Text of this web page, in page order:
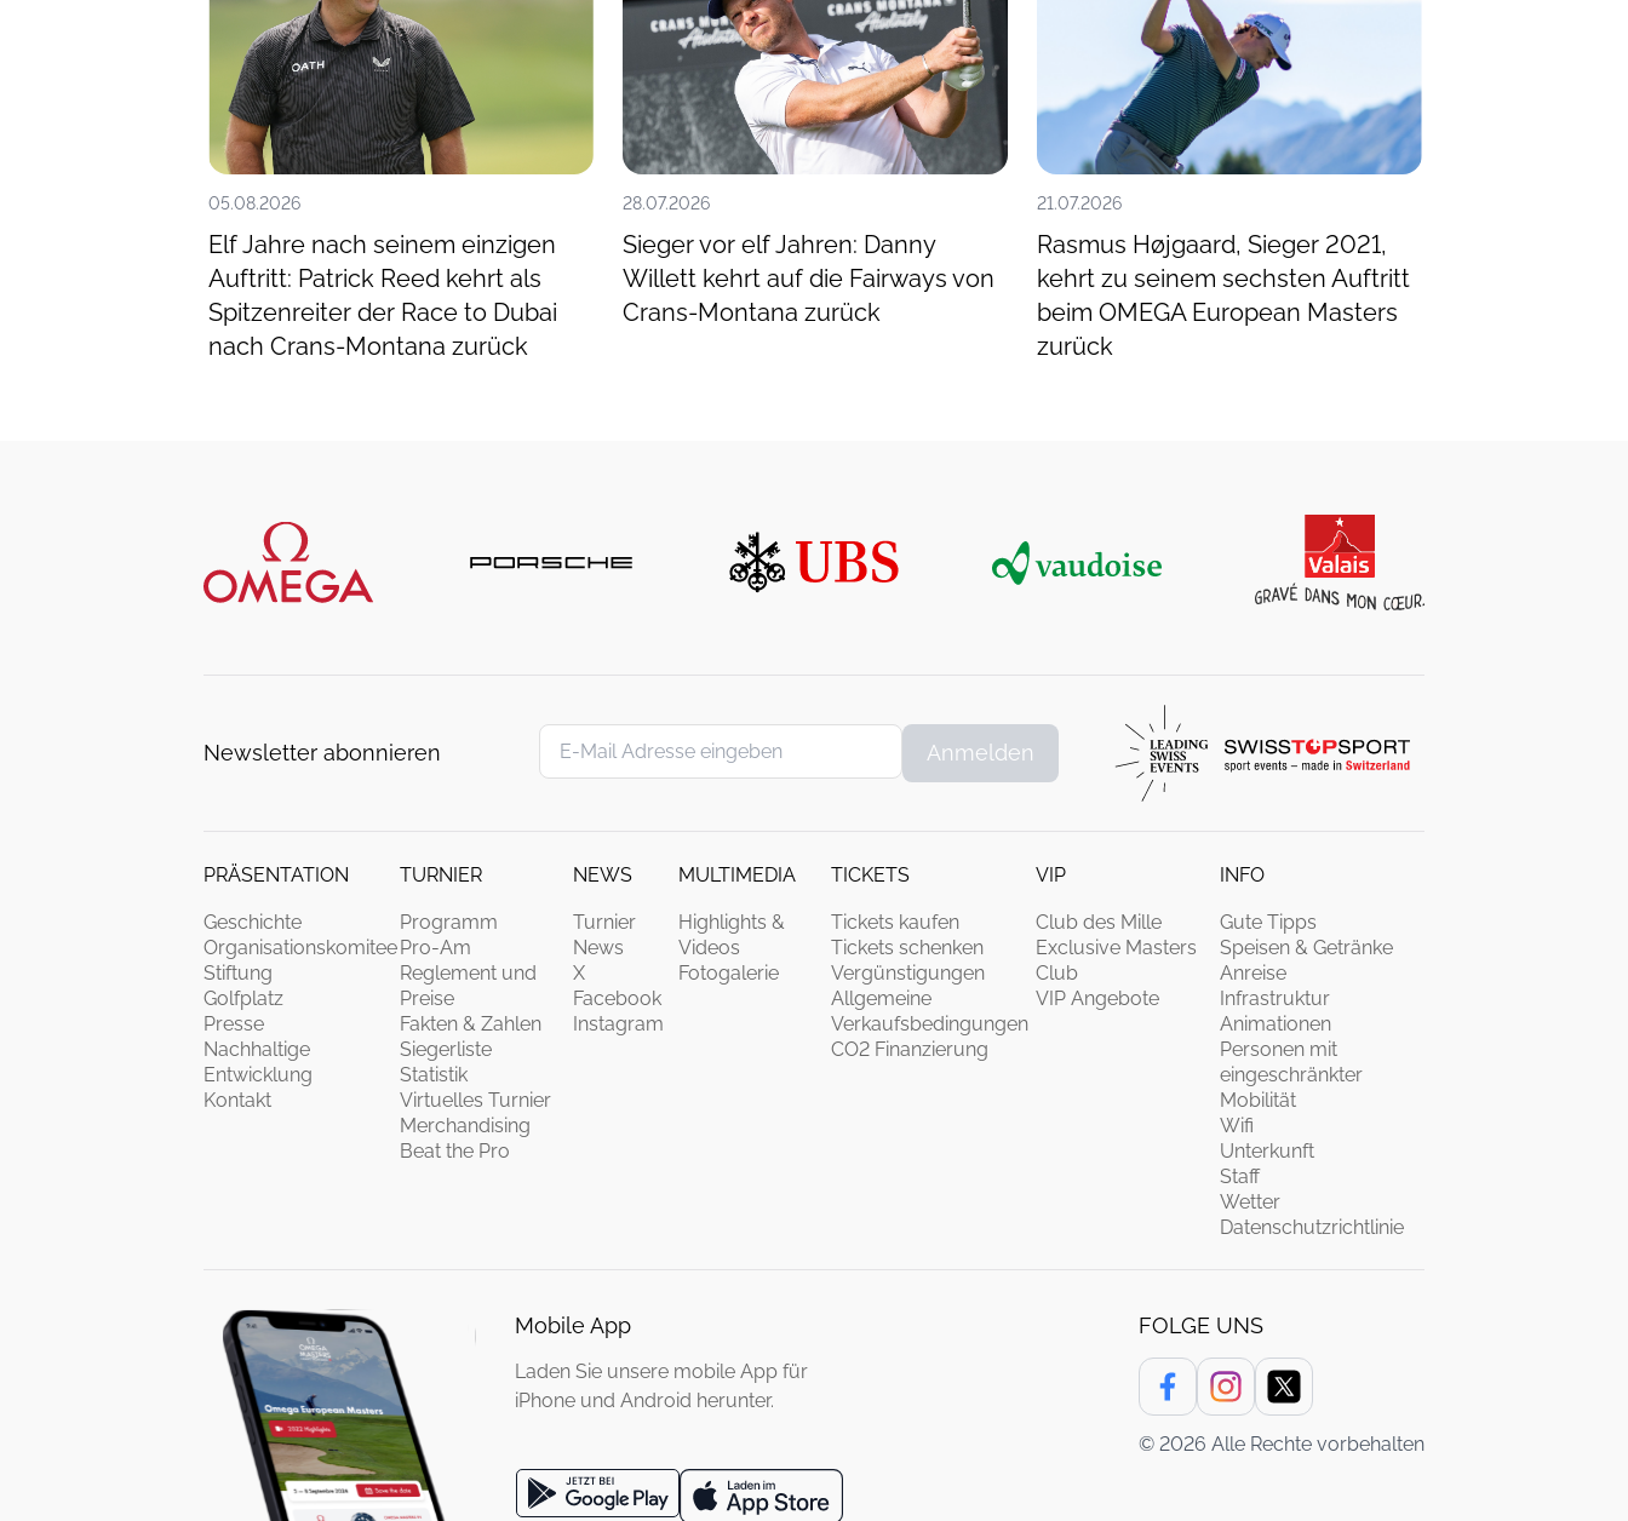
05.08.2026
Elf Jahre nach seinem einzigen
Auftritt: Patrick Reed kehrt als
Spitzenreiter der Race to Dubai
nach Crans-Montana zurück
28.07.2026
Sieger vor elf Jahren: Danny
Willett kehrt auf die Fairways von
Crans-Montana zurück
21.07.2026
Rasmus Højgaard, Sieger 2021,
kehrt zu seinem sechsten Auftritt
beim OMEGA European Masters
zurück
Newsletter abonnieren Anmelden
PRÄSENTATION
Geschichte
Organisationskomitee
Stiftung
Golfplatz
Presse
Nachhaltige
Entwicklung
Kontakt
TURNIER
Programm
Pro-Am
Reglement und
Preise
Fakten & Zahlen
Siegerliste
Statistik
Virtuelles Turnier
Merchandising
Beat the Pro
NEWS
Turnier
News
X
Facebook
Instagram
MULTIMEDIA
Highlights &
Videos
Fotogalerie
TICKETS
Tickets kaufen
Tickets schenken
Vergünstigungen
Allgemeine
Verkaufsbedingungen
CO2 Finanzierung
VIP
Club des Mille
Exclusive Masters
Club
VIP Angebote
INFO
Gute Tipps
Speisen & Getränke
Anreise
Infrastruktur
Animationen
Personen mit
eingeschränkter
Mobilität
Wifi
Unterkunft
Staff
Wetter
Datenschutzrichtlinie
Mobile App
Laden Sie unsere mobile App für
iPhone und Android herunter.
FOLGE UNS
© 2026 Alle Rechte vorbehalten